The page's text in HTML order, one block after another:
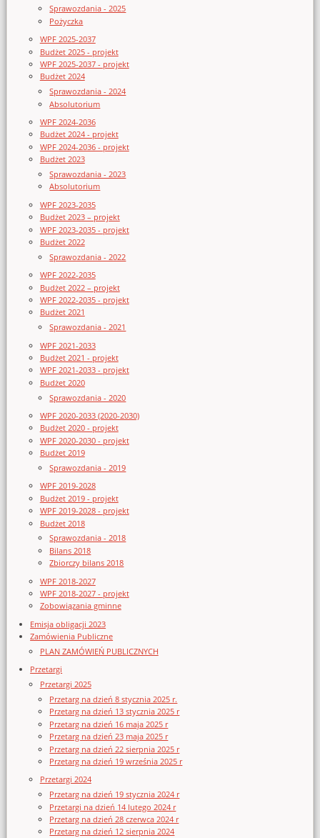
Sprawozdania - 2025
Pożyczka
WPF 2025-2037
Budżet 2025 - projekt
WPF 2025-2037 - projekt
Budżet 2024
Sprawozdania - 2024
Absolutorium
WPF 2024-2036
Budżet 2024 - projekt
WPF 2024-2036 - projekt
Budżet 2023
Sprawozdania - 2023
Absolutorium
WPF 2023-2035
Budżet 2023 – projekt
WPF 2023-2035 - projekt
Budżet 2022
Sprawozdania - 2022
WPF 2022-2035
Budżet 2022 – projekt
WPF 2022-2035 - projekt
Budżet 2021
Sprawozdania - 2021
WPF 2021-2033
Budżet 2021 - projekt
WPF 2021-2033 - projekt
Budżet 2020
Sprawozdania - 2020
WPF 2020-2033 (2020-2030)
Budżet 2020 - projekt
WPF 2020-2030 - projekt
Budżet 2019
Sprawozdania - 2019
WPF 2019-2028
Budżet 2019 - projekt
WPF 2019-2028 - projekt
Budżet 2018
Sprawozdania - 2018
Bilans 2018
Zbiorczy bilans 2018
WPF 2018-2027
WPF 2018-2027 - projekt
Zobowiązania gminne
Emisja obligacji 2023
Zamówienia Publiczne
PLAN ZAMÓWIEŃ PUBLICZNYCH
Przetargi
Przetargi 2025
Przetarg na dzień 8 stycznia 2025 r.
Przetarg na dzień 13 stycznia 2025 r
Przetarg na dzień 16 maja 2025 r
Przetarg na dzień 23 maja 2025 r
Przetarg na dzień 22 sierpnia 2025 r
Przetarg na dzień 19 września 2025 r
Przetargi 2024
Przetarg na dzień 19 stycznia 2024 r
Przetargi na dzień 14 lutego 2024 r
Przetarg na dzień 28 czerwca 2024 r
Przetarg na dzień 12 sierpnia 2024